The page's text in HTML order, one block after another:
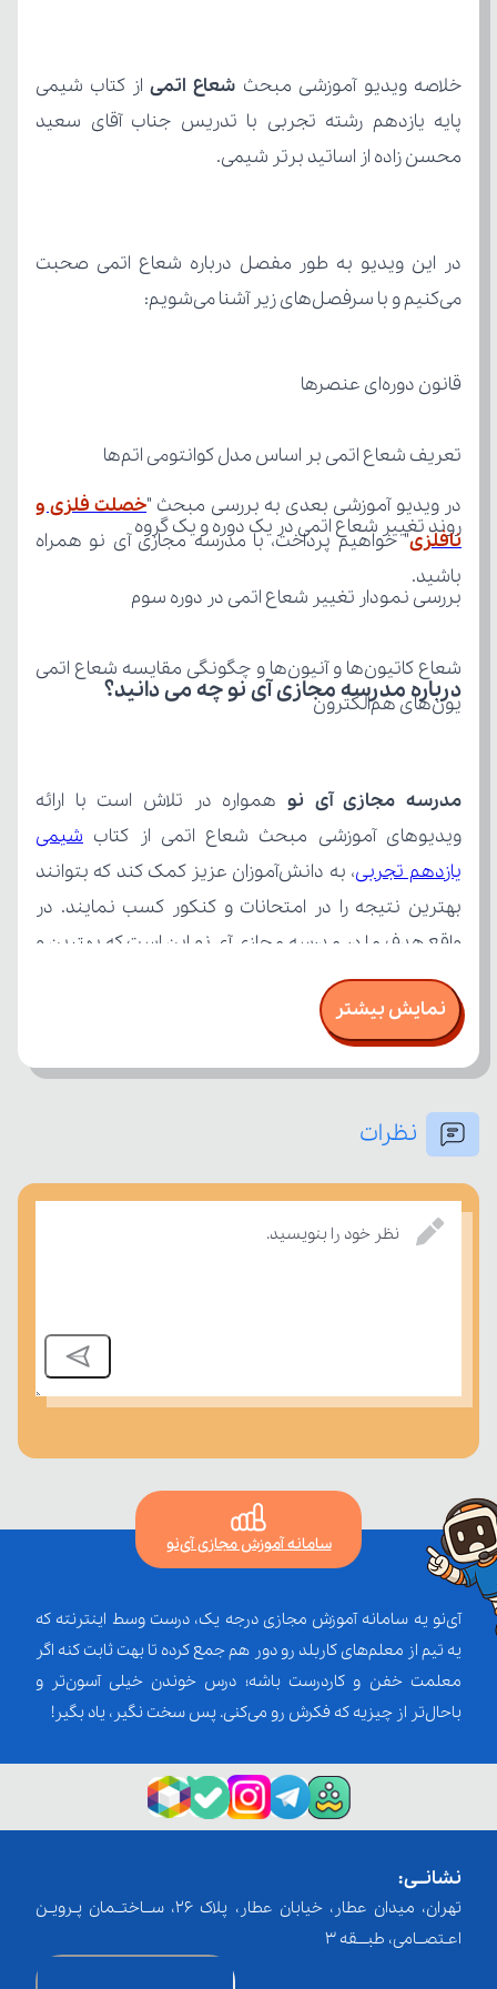
خلاصه ویدیو آموزشی مبحث شعاع اتمی
محسن زاده از اساتید برتر شیمی.
می‌کنیم و با سرفصل‌های زیر آشنا می‌شویم:
قانون دوره‌ای عنصرها
تعریف شعاع اتمی بر اساس مدل کوانتومی اتم‌ها
روند تغییر شعاع اتمی در یک دوره و یک گروه
بررسی نمودار تغییر شعاع اتمی در دوره سوم
یون‌های هم‌الکترون
در ویدیو آموزشی بعدی به بررسی مبحث "
نافلزی
باشید.
درباره مدرسه مجازی آی نو چه می‌ دانید؟
مدرسه مجازی آی نو
ویدیوهای آموزشی مبحث شعاع اتمی از کتاب
یازدهم تجربی
امتحان، میزان تسلط خود را بر مفاهیم درسی بسنجند.
نمایش بیشتر
نظرات
نظر خود را بنویسید.
سامانه آموزش مجازی آی‌نو
آی‌نو یه سامانه آموزش مجازی درجه یک، درست وسط اینترنته که
یه تیم از معلم‌‌های کاربلد رو دور هم جمع کرده تا بهت ثابت کنه اگر
معلمت خفن و کاردرست باشه؛ درس خوندن خیلی آسون‌تر و
باحال‌تر از چیزیه که فکرش رو می‌کنی. پس سخت نگیر، یاد بگیر!
نشانــی:
تهران، میدان عطار، خیابان عطار، پلاک 26، ســاختــمان پـرویـن
اعـتصــامی، طبـــقه 3